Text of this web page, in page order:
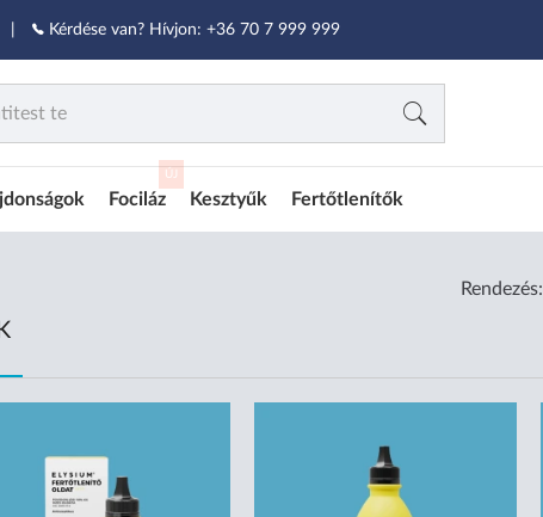
Kérdése van? Hívjon: +36 70 7 999 999
Fociláz
ÚJ
Kesztyűk Fertőtlenítők
Rendezés: